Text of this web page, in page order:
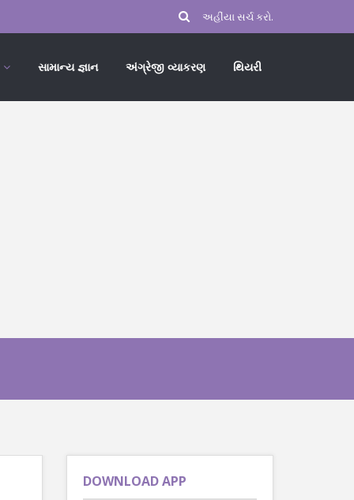
સામાન્ય જ્ઞાન અંગ્રેજી વ્યાકરણ થિયરી
DOWNLOAD APP